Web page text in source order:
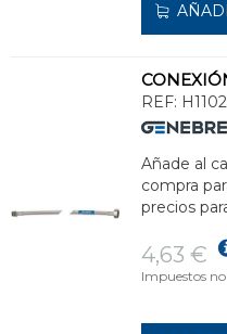
REF:
Añade al
compra
precios
4,63 €
Impuestos